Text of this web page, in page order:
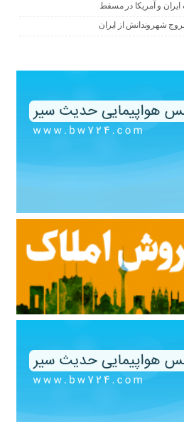
و آمریکا در مسقط
شهروندانش از ایران